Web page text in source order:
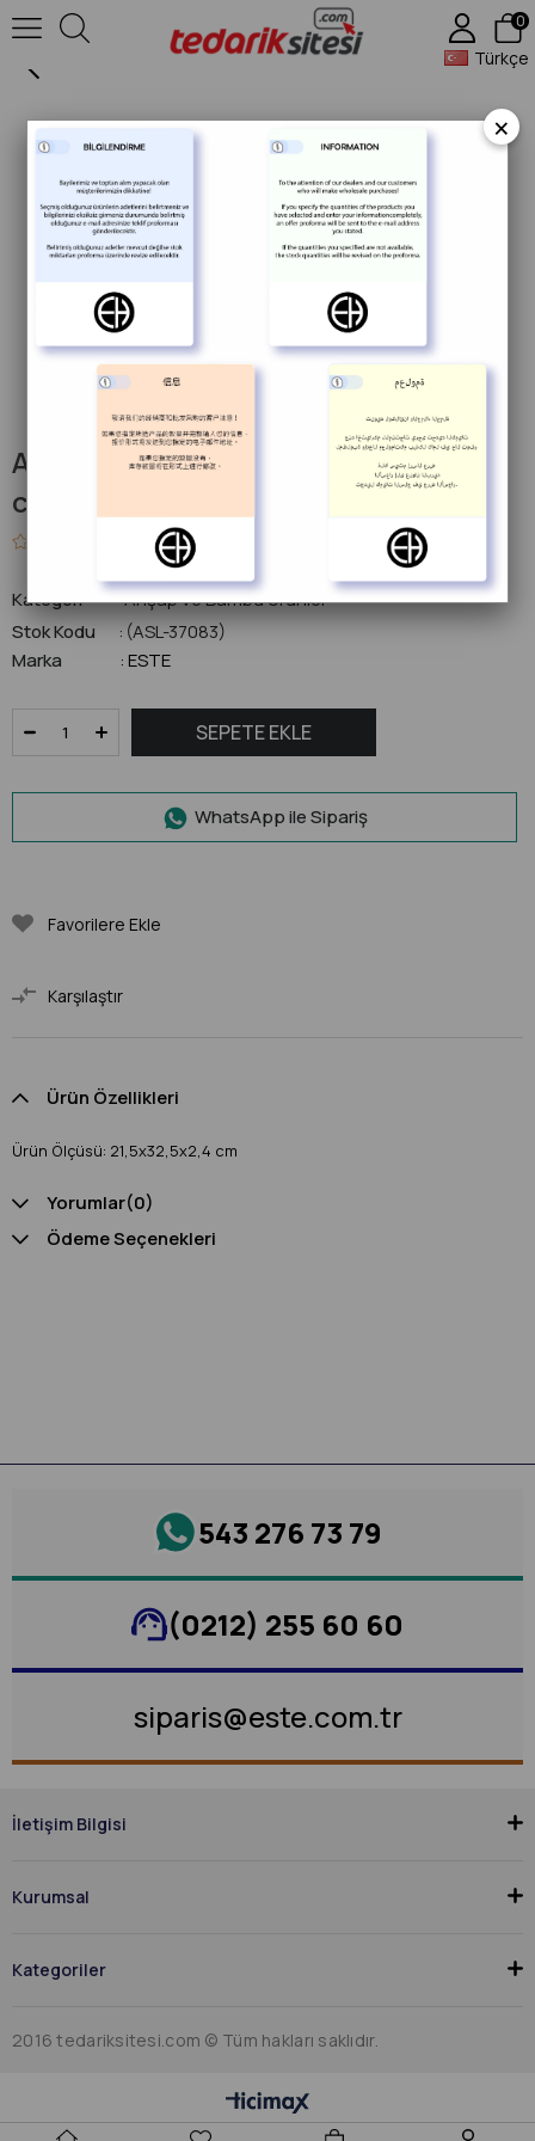
Türkçe
0
Anibus Ahşap Sunum 21,5x32,5x2,4 cm
Anibus Ahşap Sunum 21,5x32,5x2,4
cm
Kategori
Ahşap ve Bambu Ürünler
Stok Kodu
(ASL-37083)
Marka
: ESTE
WhatsApp ile Sipariş
Favorilere Ekle
Karşılaştır
Ürün Özellikleri
Ürün Ölçüsü: 21,5x32,5x2,4 cm
Yorumlar(0)
Ödeme Seçenekleri
543 276 73 79
(0212) 255 60 60
siparis@este.com.tr
İletişim Bilgisi
Kurumsal
Kategoriler
2016 tedariksitesi.com © Tüm hakları saklıdır.
×